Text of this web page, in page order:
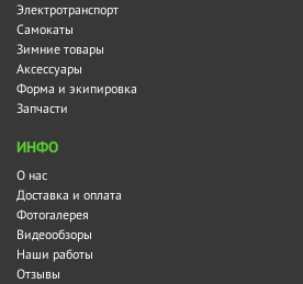
Электротранспорт
Самокаты
Зимние товары
Аксессуары
Форма и экипировка
Запчасти
ИНФО
О нас
Доставка и оплата
Фотогалерея
Видеообзоры
Наши работы
Отзывы